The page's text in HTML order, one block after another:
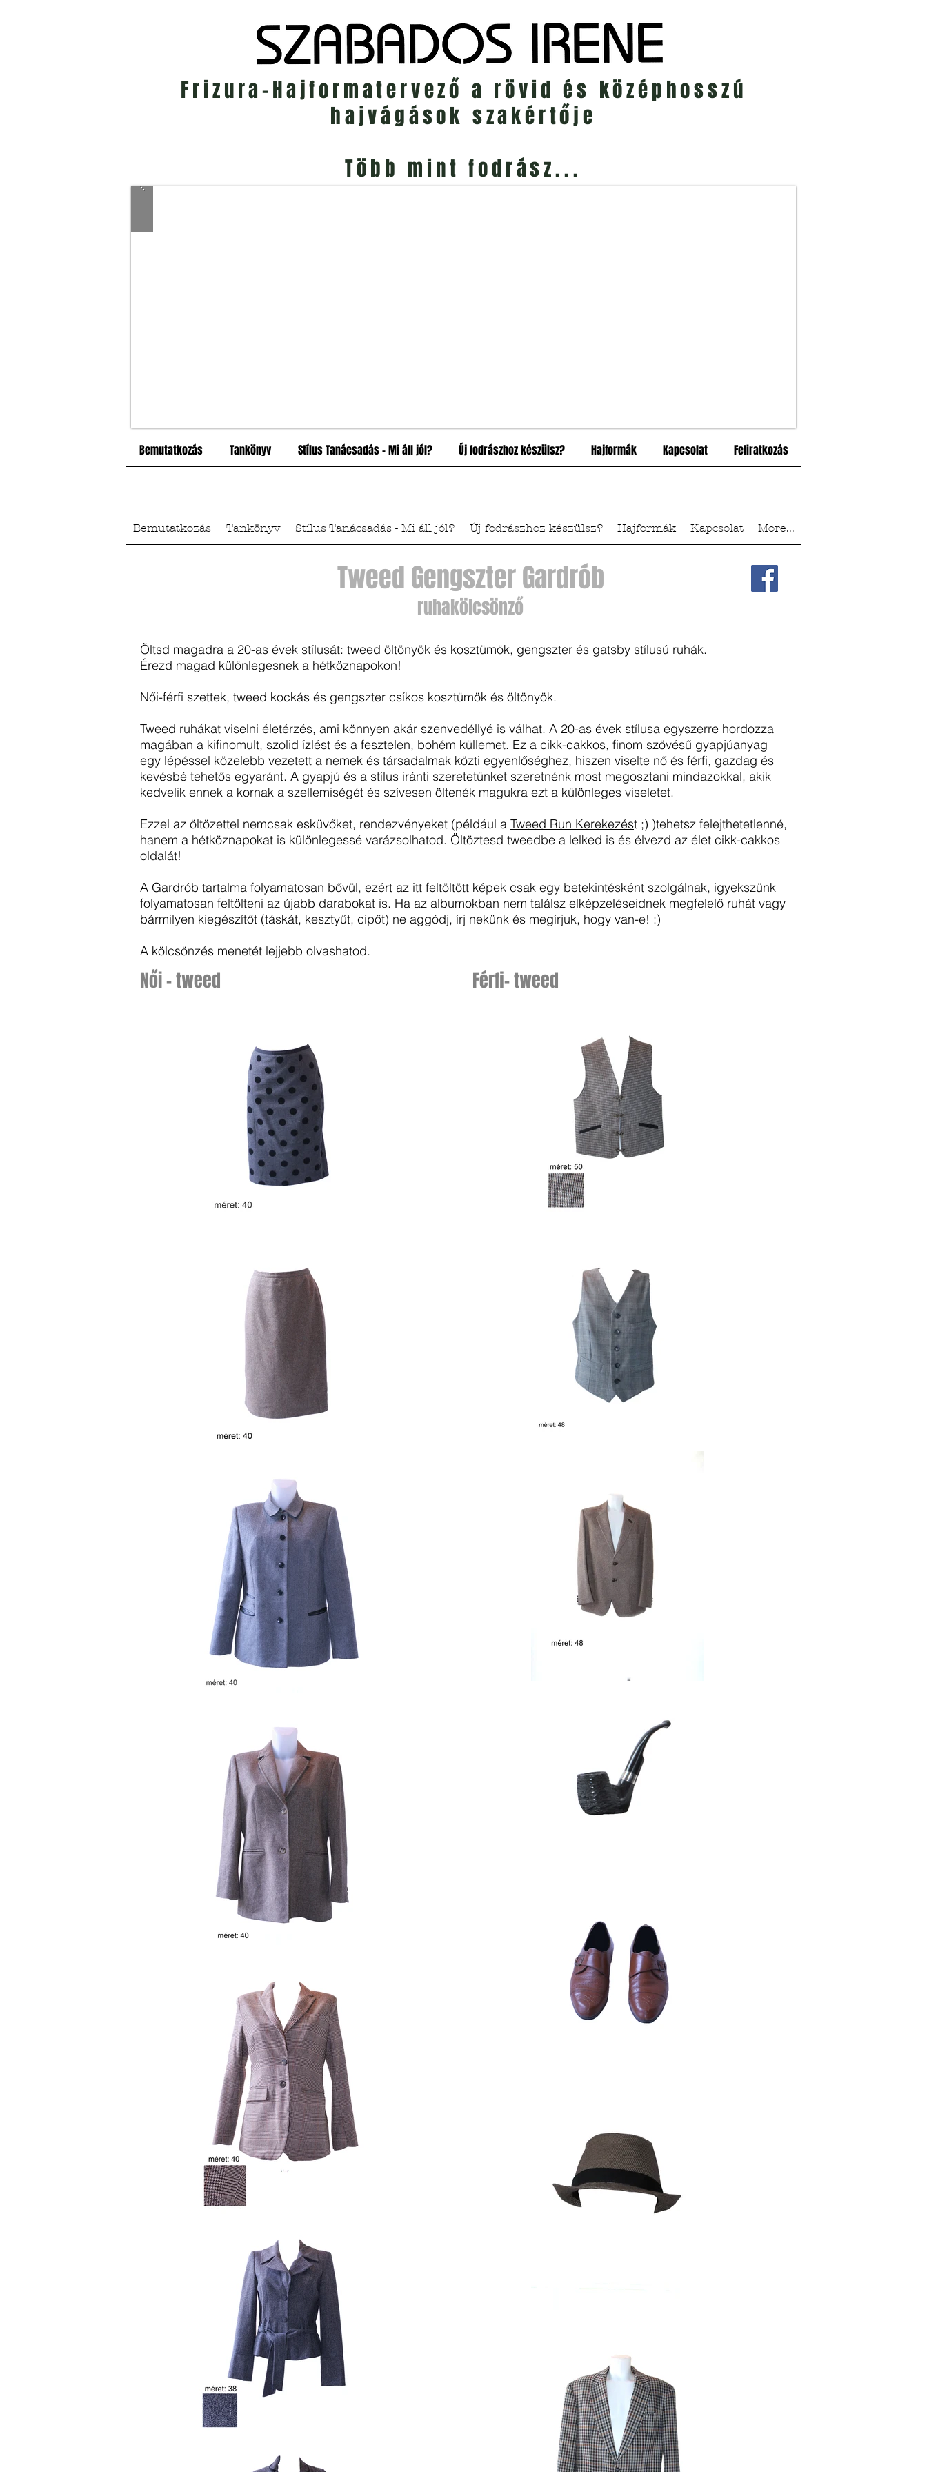
Frizura-Hajformatervező a rövid és középhosszú
hajvágások szakértője
Több mint fodrász...
Bemutatkozás Tankönyv Stílus Tanácsadás - Mi áll jól? Új fodrászhoz készülsz? Hajformák Kapcsolat Feliratkozás
Bemutatkozás Tankönyv Stílus Tanácsadás - Mi áll jól? Új fodrászhoz készülsz? Hajformák Kapcsolat More...
Tweed Gengszter Gardrób
ruhakölcsönző
Öltsd magadra a 20-as évek stílusát: tweed öltönyök és kosztümök, gengszter és gatsby stílusú ruhák.
Érezd magad különlegesnek a hétköznapokon!
Női-férfi szettek, tweed kockás és gengszter csíkos kosztümök és öltönyök.
Tweed ruhákat viselni életérzés, ami könnyen akár szenvedéllyé is válhat. A 20-as évek stílusa egyszerre hordozza
magában a kifinomult, szolid ízlést és a fesztelen, bohém küllemet. Ez a cikk-cakkos, finom szövésű gyapjúanyag
egy lépéssel közelebb vezetett a nemek és társadalmak közti egyenlőséghez, hiszen viselte nő és férfi, gazdag és
kevésbé tehetős egyaránt. A gyapjú és a stílus iránti szeretetünket szeretnénk most megosztani mindazokkal, akik
kedvelik ennek a kornak a szellemiségét és szívesen öltenék magukra ezt a különleges viseletet.
Ezzel az öltözettel nemcsak esküvőket, rendezvényeket (például a Tweed Run Kerekezést ;) )tehetsz felejthetetlenné,
hanem a hétköznapokat is különlegessé varázsolhatod. Öltöztesd tweedbe a lelked is és élvezd az élet cikk-cakkos
oldalát!
A Gardrób tartalma folyamatosan bővül, ezért az itt feltöltött képek csak egy betekintésként szolgálnak, igyekszünk
folyamatosan feltölteni az újabb darabokat is. Ha az albumokban nem találsz elképzeléseidnek megfelelő ruhát vagy
bármilyen kiegészítőt (táskát, kesztyűt, cipőt) ne aggódj, írj nekünk és megírjuk, hogy van-e! :)
A kölcsönzés menetét lejjebb olvashatod.
Női - tweed Férfi- tweed